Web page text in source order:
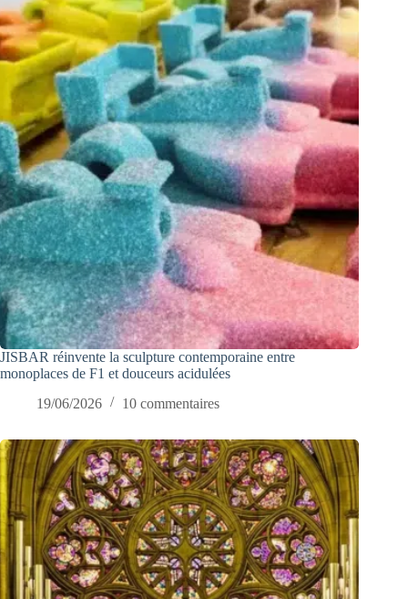
JISBAR réinvente la sculpture contemporaine entre
monoplaces de F1 et douceurs acidulées
19/06/2026
10 commentaires